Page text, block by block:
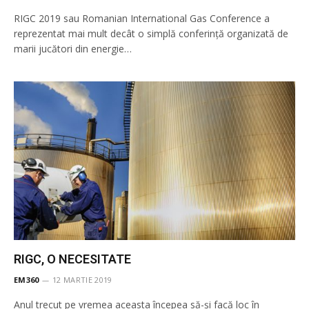
RIGC 2019 sau Romanian International Gas Conference a
reprezentat mai mult decât o simplă conferință organizată de
marii jucători din energie…
RIGC, O NECESITATE
EM360 12 MARTIE 2019
Anul trecut pe vremea aceasta începea să-și facă loc în